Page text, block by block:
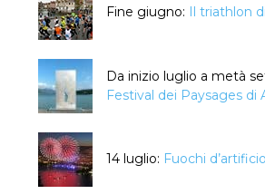
Fine giugno: Il triathlon
Da inizio luglio a metà
Festival dei Paysages di
14 luglio: Fuochi d’artificio